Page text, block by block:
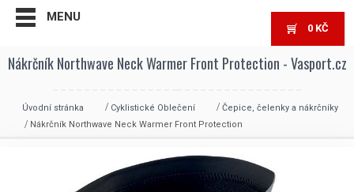
MENU
0 KČ
Nákrčník Northwave Neck Warmer Front Protection - Vasport.cz
Úvodní stránka Cyklistické Oblečení
Čepice, čelenky a nákrčníky
Nákrčník Northwave Neck Warmer Front Protection